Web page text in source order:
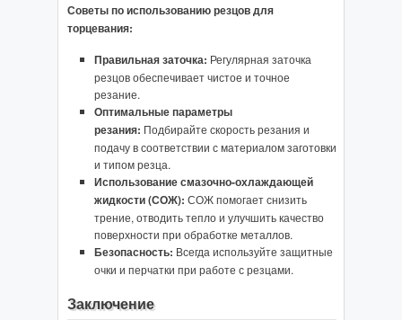
Советы по использованию резцов для
торцевания:
Правильная заточка: Регулярная заточка
резцов обеспечивает чистое и точное
резание.
Оптимальные параметры
резания: Подбирайте скорость резания и
подачу в соответствии с материалом заготовки
и типом резца.
Использование смазочно-охлаждающей
жидкости (СОЖ): СОЖ помогает снизить
трение, отводить тепло и улучшить качество
поверхности при обработке металлов.
Безопасность: Всегда используйте защитные
очки и перчатки при работе с резцами.
Заключение